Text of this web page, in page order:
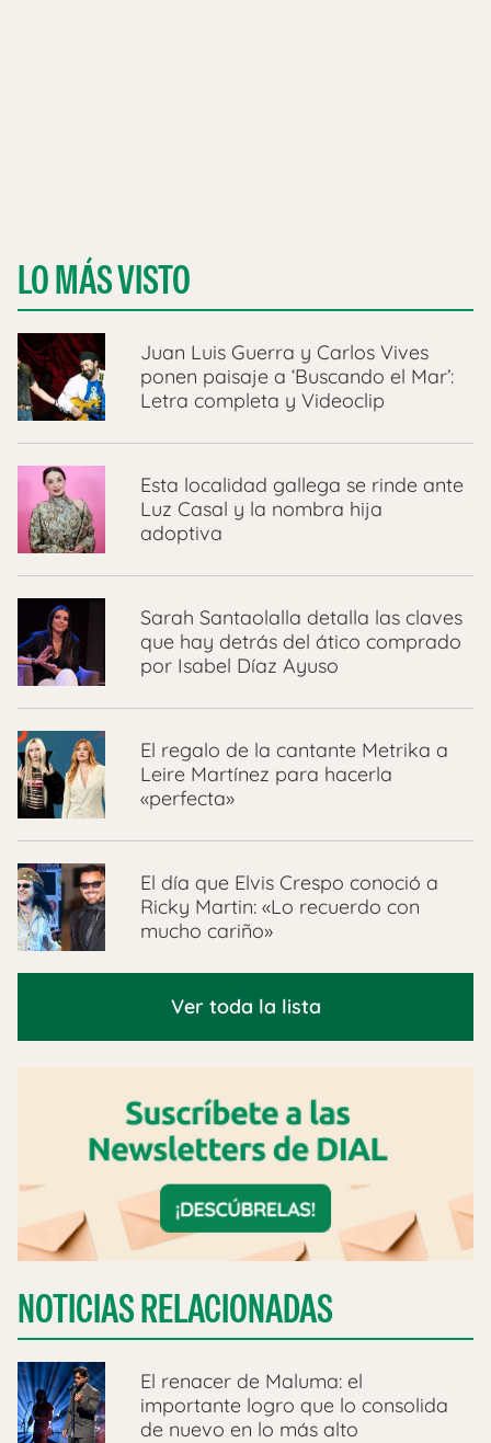
LO MÁS VISTO
Juan Luis Guerra y Carlos Vives
ponen paisaje a ‘Buscando el Mar’:
Letra completa y Videoclip
Esta localidad gallega se rinde ante
Luz Casal y la nombra hija
adoptiva
Sarah Santaolalla detalla las claves
que hay detrás del ático comprado
por Isabel Díaz Ayuso
El regalo de la cantante Metrika a
Leire Martínez para hacerla
«perfecta»
El día que Elvis Crespo conoció a
Ricky Martin: «Lo recuerdo con
mucho cariño»
Ver toda la lista
NOTICIAS RELACIONADAS
El renacer de Maluma: el
importante logro que lo consolida
de nuevo en lo más alto